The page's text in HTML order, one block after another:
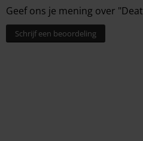
Geef ons je mening over
Schrijf een beoordeling